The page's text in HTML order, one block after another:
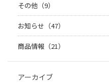
その他（9）
お知らせ（47）
商品情報（21）
アーカイブ